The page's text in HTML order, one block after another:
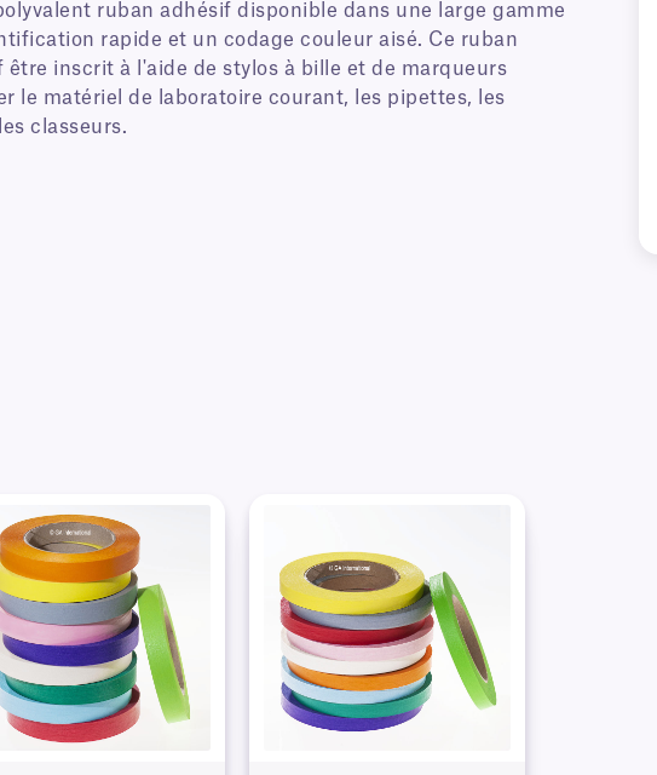
ruban adhésif disponible dans une large gamme
rapide et un codage couleur aisé. Ce ruban
inscrit à l'aide de stylos à bille et de marqueurs
le matériel de laboratoire courant, les pipettes, les
classeurs.